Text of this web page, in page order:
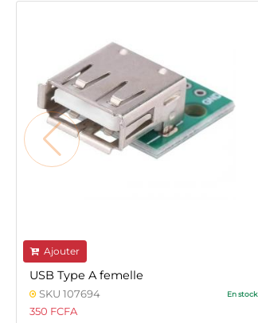
Ajouter
USB Type A femelle
SKU 107694 En stock
350 FCFA